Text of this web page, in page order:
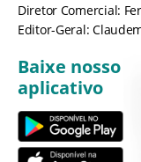
Diretor Comercial:
Editor-Geral:
Baixe nosso
aplicativo